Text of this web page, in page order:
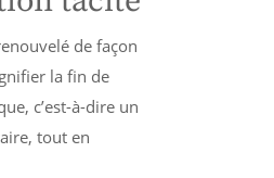
de façon
la fin de
c’est-à-dire un
tout en